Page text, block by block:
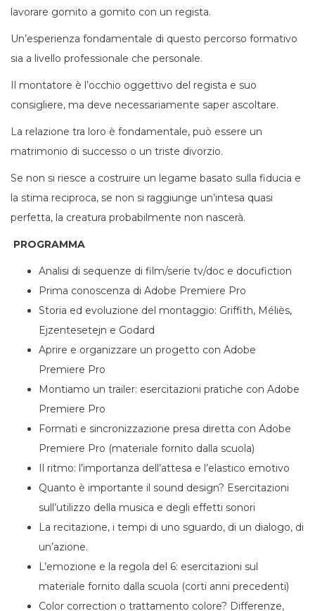
lavorare gomito a gomito con un regista.
Un’esperienza fondamentale di questo percorso formativo
sia a livello professionale che personale.
Il montatore è l’occhio oggettivo del regista e suo
consigliere, ma deve necessariamente saper ascoltare.
La relazione tra loro è fondamentale, può essere un
matrimonio di successo o un triste divorzio.
Se non si riesce a costruire un legame basato sulla fiducia e
la stima reciproca, se non si raggiunge un’intesa quasi
perfetta, la creatura probabilmente non nascerà.
PROGRAMMA
Analisi di sequenze di film/serie tv/doc e docufiction
Prima conoscenza di Adobe Premiere Pro
Storia ed evoluzione del montaggio: Griffith, Méliès,
Ejzentesetejn e Godard
Aprire e organizzare un progetto con Adobe
Premiere Pro
Montiamo un trailer: esercitazioni pratiche con Adobe
Premiere Pro
Formati e sincronizzazione presa diretta con Adobe
Premiere Pro (materiale fornito dalla scuola)
Il ritmo: l’importanza dell’attesa e l’elastico emotivo
Quanto è importante il sound design? Esercitazioni
sull’utilizzo della musica e degli effetti sonori
La recitazione, i tempi di uno sguardo, di un dialogo, di
un’azione.
L’emozione e la regola del 6: esercitazioni sul
materiale fornito dalla scuola (corti anni precedenti)
Color correction o trattamento colore? Differenze,